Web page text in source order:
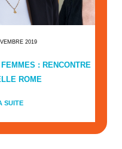
2019
: RENCONTRE
ROME
SUITE